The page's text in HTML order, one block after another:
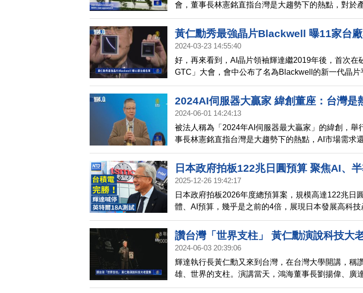
會，董事長林憲銘直指台灣是大趨勢下的熱點，對於
表示，目前AI市場需求還是很大。
黃仁勳秀最強晶片Blackwell 曝11家台
2024-03-23 14:55:40
好，再來看到，AI晶片領袖輝達繼2019年後，首次在
GTC」大會，會中公布了名為Blackwell的新一代晶片
電4奈米製程，運算力大幅提升，預計也將對台灣半
關供應鏈，帶來利多。
2024AI伺服器大贏家 緯創董座：台灣是
2024-06-01 14:24:13
被法人稱為「2024年AI伺服器最大贏家」的緯創，舉
事長林憲銘直指台灣是大趨勢下的熱點，AI市場需求還
日本政府拍板122兆日圓預算 聚焦AI、
｜黃金、白銀價格創紀錄！金價明年上看
美台關稅談判進度 經貿辦：安排總結會
18A搶單失敗 台積電仍是輝達最佳夥伴
2025-12-26 19:42:17
日本政府拍板2026年度總預算案，規模高達122兆日
體、AI預算，幾乎是之前的4倍，展現日本發展高科技
黃金、白銀和鉑金價格，接連創高。分析師預估，
有望突破每盎司5000美元。 美台關稅談判。經貿辦：
致共識，待美方，安排總結會議，雙方盼達貿易協議
的債務方式，轉移到資產負債表以外，引發正反議論
讚台灣「世界支柱」 黃仁勳演說科技大
2024-06-03 20:39:06
輝達執行長黃仁勳又來到台灣，在台灣大學開講，稱
雄、世界的支柱。演講當天，鴻海董事長劉揚偉、廣
等眾多重量級企業高層雲集，在在凸顯，黃仁勳口中